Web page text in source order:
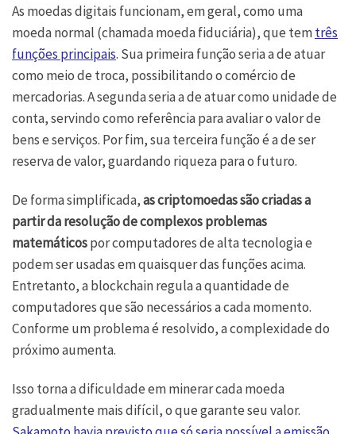
As moedas digitais funcionam, em geral, como uma
moeda normal (chamada moeda fiduciária), que temtrês
funções principais. Sua primeira função seria a de atuar
como meio de troca, possibilitando o comércio de
mercadorias. A segunda seria a de atuar como unidade de
conta, servindo como referência para avaliar o valor de
bens e serviços. Por fim, sua terceira função é a de ser
reserva de valor, guardando riqueza para o futuro.
De forma simplificada,as criptomoedas são criadas a
partir da resolução de complexos problemas
matemáticospor computadores de alta tecnologia e
podem ser usadas em quaisquer das funções acima.
Entretanto, a blockchain regula a quantidade de
computadores que são necessários a cada momento.
Conforme um problema é resolvido, a complexidade do
próximo aumenta.
Isso torna a dificuldade em minerar cada moeda
gradualmente mais difícil, o que garante seu valor.